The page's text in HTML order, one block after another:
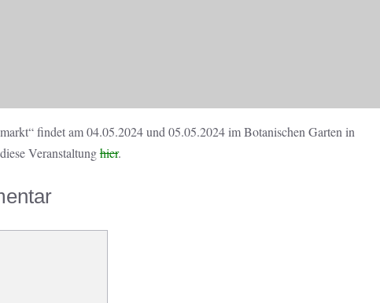
findet am 04.05.2024 und 05.05.2024 im Botanischen Garten in
Veranstaltunghier.